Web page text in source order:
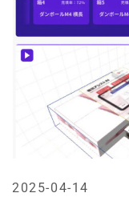
2025-04-14